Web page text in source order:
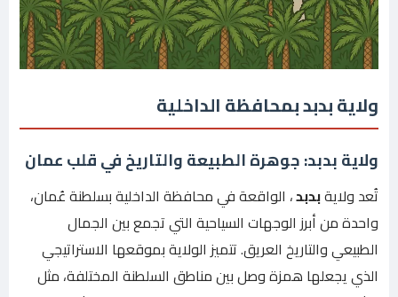
ولاية بدبد بمحافظة الداخلية
ولاية بدبد: جوهرة الطبيعة والتاريخ في قلب عمان
تُعد ولايةبدبد، الواقعة في محافظة الداخلية بسلطنة عُمان،
واحدة من أبرز الوجهات السياحية التي تجمع بين الجمال
الطبيعي والتاريخ العريق. تتميز الولاية بموقعها الاستراتيجي
الذي يجعلها همزة وصل بين مناطق السلطنة المختلفة، مثل